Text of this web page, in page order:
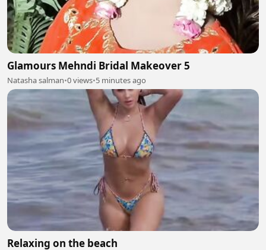
Glamours Mehndi Bridal Makeover 5
Natasha salman•0 views•5 minutes ago
Relaxing on the beach